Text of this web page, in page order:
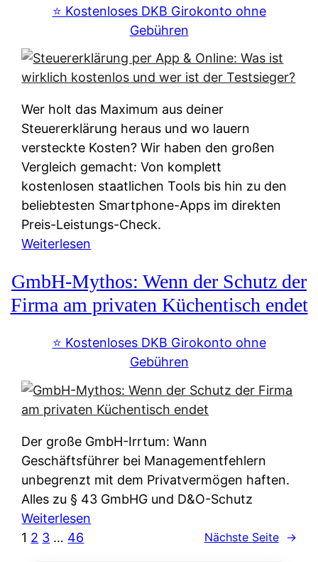
e
u
s
u
n
f
t
e
i
e
W
e
r
s
i
c
h
e
t
g
s
y
t
e
m
M
I
R
:
W
e
u
d
n
w
l
c
h
e
n
⭐️ Kostenloses DKB Girokonto ohne
Gebühren
Wer holt das Maximum aus deiner
Steuererklärung heraus und wo lauern
versteckte Kosten? Wir haben den großen
Vergleich gemacht: Von komplett
kostenlosen staatlichen Tools bis hin zu den
beliebtesten Smartphone-Apps im direkten
Preis-Leistungs-Check.
Weiterlesen
t
e
u
e
r
k
l
ä
u
GmbH-Mythos: Wenn der Schutz der
Firma am privaten Küchentisch endet
⭐️ Kostenloses DKB Girokonto ohne
Gebühren
Der große GmbH-Irrtum: Wann
Geschäftsführer bei Managementfehlern
unbegrenzt mit dem Privatvermögen haften.
Alles zu § 43 GmbHG und D&O-Schutz
Weiterlesen
1 2 3 … 46 Nächste Seite →